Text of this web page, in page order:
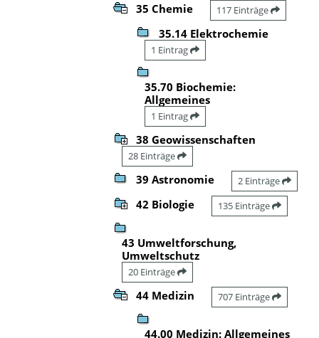
35 Chemie 117 Einträge
35.14 Elektrochemie
1 Eintrag
35.70 Biochemie:
Allgemeines
1 Eintrag
38 Geowissenschaften
28 Einträge
39 Astronomie 2 Einträge
42 Biologie 135 Einträge
43 Umweltforschung,
Umweltschutz
20 Einträge
44 Medizin 707 Einträge
44.00 Medizin: Allgemeines